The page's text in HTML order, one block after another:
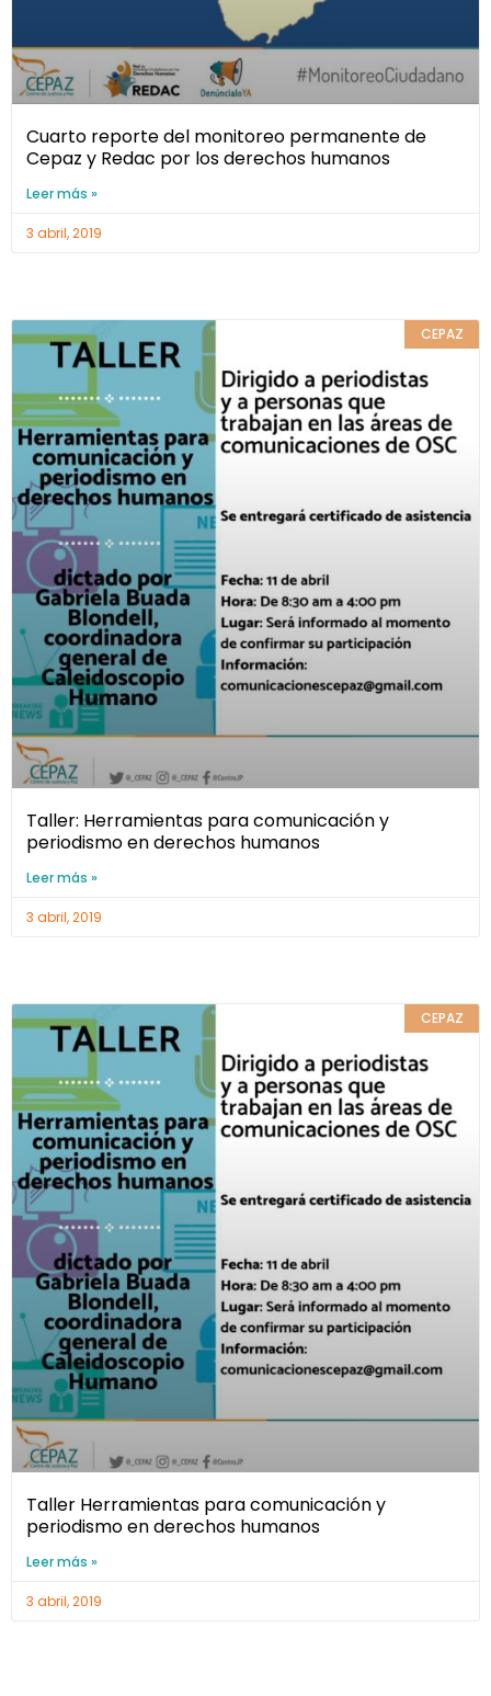
Cuarto reporte del monitoreo permanente de
Cepaz y Redac por los derechos humanos
Leer más »
3 abril, 2019
CEPAZ
Taller: Herramientas para comunicación y
periodismo en derechos humanos
Leer más »
3 abril, 2019
CEPAZ
Taller Herramientas para comunicación y
periodismo en derechos humanos
Leer más »
3 abril, 2019